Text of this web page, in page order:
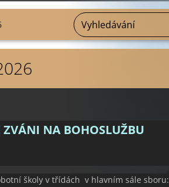
ZVÁNI NA BOHOSLUŽBU
školy v třídách v hlavním sále sboru: